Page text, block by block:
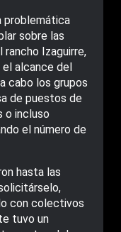
problemática
sobre las
Izaguirre,
el alcance del
cabo los grupos
de puestos de
o incluso
el número de
hasta las
con colectivos
tuvo un